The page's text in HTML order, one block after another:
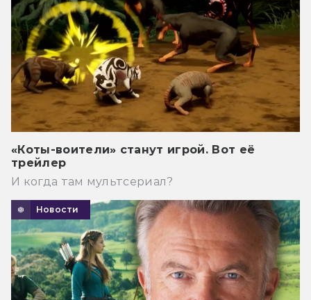
«Коты-воители» станут игрой. Вот её
трейлер
И когда там мультсериал?
Новости